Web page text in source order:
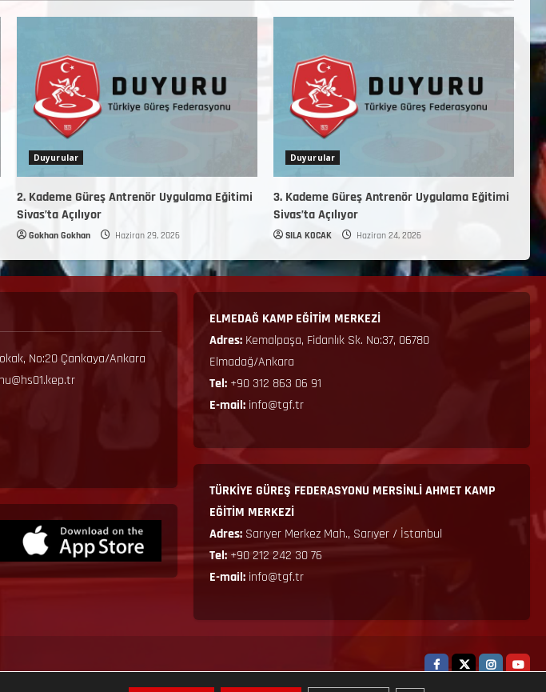
Duyurular
2. Kademe Güreş Antrenör Uygulama Eğitimi
Sivas’ta Açılıyor
Gokhan Gokhan Haziran 29, 2026
Duyurular
3. Kademe Güreş Antrenör Uygulama Eğitimi
Sivas’ta Açılıyor
SILA KOCAK Haziran 24, 2026
No:20 Çankaya/Ankara
ELMEDAĞ KAMP EĞİTİM MERKEZİ
Adres: Kemalpaşa, Fidanlık Sk. No:37, 06780
Elmadağ/Ankara
Tel: +90 312 863 06 91
E-mail: info@tgf.tr
TÜRKİYE GÜREŞ FEDERASYONU MERSİNLİ AHMET KAMP
EĞİTİM MERKEZİ
Adres: Sarıyer Merkez Mah., Sarıyer / İstanbul
Tel:+90 212 242 30 76
E-mail: info@tgf.tr